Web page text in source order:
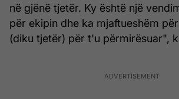
në gjënë tjetër. Ky është një
për ekipin dhe ka mjaftueshëm
(diku tjetër) për t'u përmirësuar",